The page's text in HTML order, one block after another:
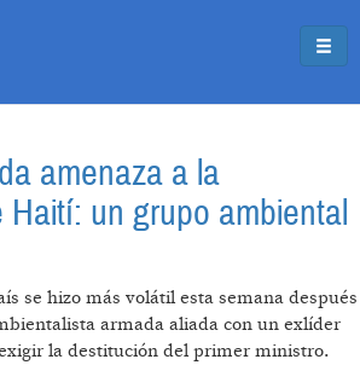
amenaza a la
Haití: un grupo ambiental
se hizo más volátil esta semana después
armada aliada con un exlíder
la destitución del primer ministro.